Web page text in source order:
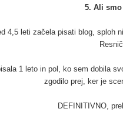
5. Ali
4,5 leti začela pisati blog, sploh
1 leto in pol, ko sem dobila
zgodilo prej, ker je
DEFINITIVNO,